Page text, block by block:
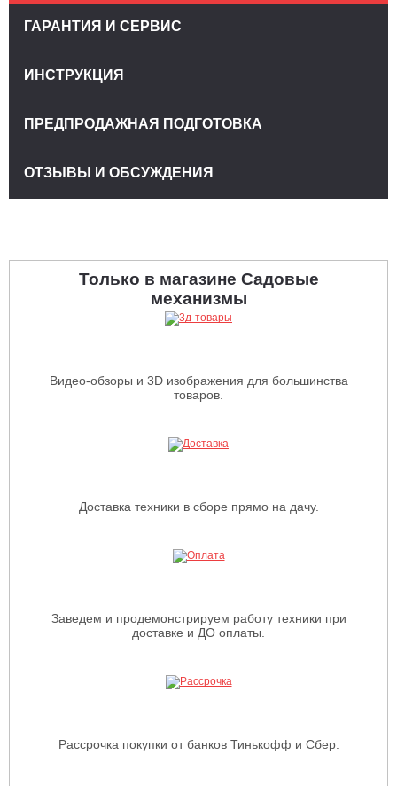
ГАРАНТИЯ И СЕРВИС
ИНСТРУКЦИЯ
ПРЕДПРОДАЖНАЯ ПОДГОТОВКА
ОТЗЫВЫ И ОБСУЖДЕНИЯ
Только в магазине Садовые
механизмы
Видео-обзоры и 3D изображения для большинства
товаров.
Доставка техники в сборе прямо на дачу.
Заведем и продемонстрируем работу техники при
доставке и ДО оплаты.
Рассрочка покупки от банков Тинькофф и Сбер.